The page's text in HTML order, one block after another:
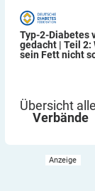
Typ-2-Diabetes
gedacht | Teil 2:
sein Fett nicht
Übersicht
Verbände